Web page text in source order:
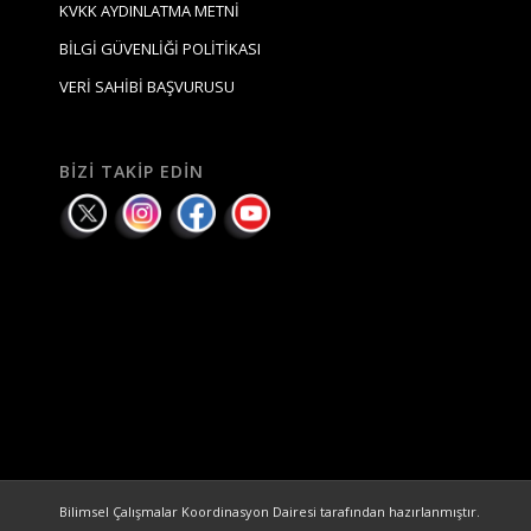
KVKK AYDINLATMA METNİ
BİLGİ GÜVENLİĞİ POLİTİKASI
VERİ SAHİBİ BAŞVURUSU
BIZI TAKIP EDIN
Bilimsel Çalışmalar Koordinasyon Dairesi tarafından hazırlanmıştır.